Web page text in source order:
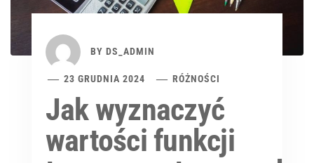
BY DS_ADMIN
23 GRUDNIA 2024 RÓŻNOŚCI
Jak wyznaczyć
wartości funkcji